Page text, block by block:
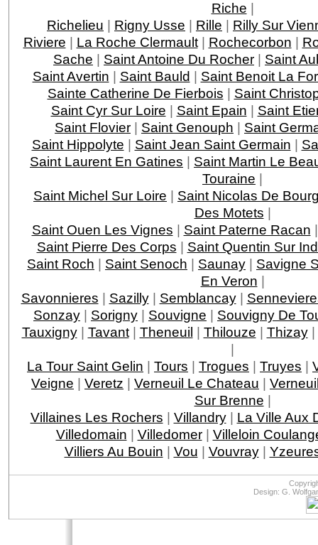
Riche |
Richelieu | Rigny Usse | Rille | Rilly Sur
Riviere | La Roche Clermault| Rochecorbon |
Sache | Saint Antoine Du Rocher | Saint
Saint Avertin | Saint Bauld | Saint Benoit La
Sainte Catherine De Fierbois | Saint
Saint Cyr Sur Loire | Saint Epain | Saint
Saint Flovier | Saint Genouph | Saint
Saint Hippolyte | Saint Jean Saint Germain |
Saint Laurent En Gatines | Saint Martin Le
Touraine |
Saint Michel Sur Loire | Saint Nicolas De
Des Motets |
Saint Ouen Les Vignes | Saint Paterne Racan
Saint Pierre Des Corps | Saint Quentin Sur
Saint Roch | Saint Senoch | Saunay | Savigne
En Veron |
Savonnieres | Sazilly| Semblancay|
Sonzay | Sorigny | Souvigne | Souvigny De
Tauxigny| Tavant| Theneuil | Thilouze | Thizay|
|
La Tour Saint Gelin | Tours | Trogues | Truyes |
Veigne | Veretz | Verneuil Le Chateau |
Sur Brenne |
Villaines Les Rochers | Villandry| La Ville Aux
Villedomain | Villedomer| Villeloin
Villiers Au Bouin | Vou | Vouvray|
Design: G.